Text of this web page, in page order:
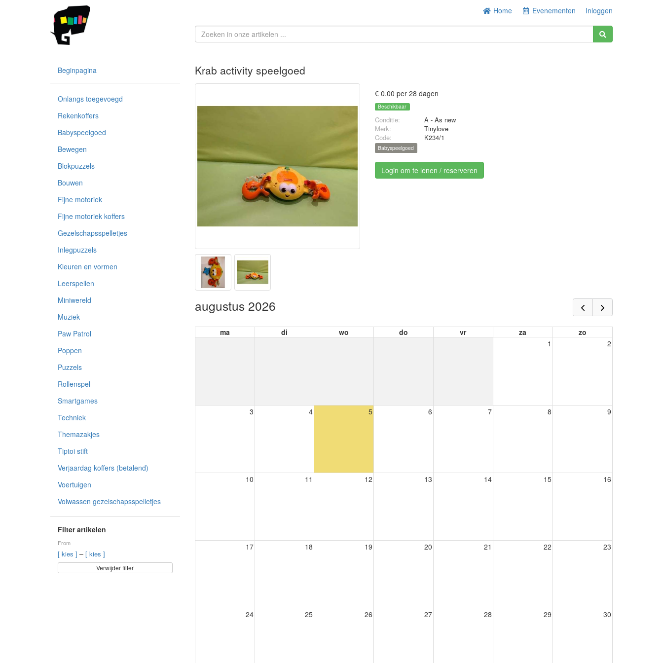
Home Evenementen Inloggen
Beginpagina
Onlangs toegevoegd
Rekenkoffers
Babyspeelgoed
Bewegen
Blokpuzzels
Bouwen
Fijne motoriek
Fijne motoriek koffers
Gezelschapsspelletjes
Inlegpuzzels
Kleuren en vormen
Leerspellen
Miniwereld
Muziek
Paw Patrol
Poppen
Puzzels
Rollenspel
Smartgames
Techniek
Themazakjes
Tiptoi stift
Verjaardag koffers (betalend)
Voertuigen
Volwassen gezelschapsspelletjes
Filter artikelen
From
[ kies ] – [ kies ]
Verwijder filter
Krab activity speelgoed
€ 0.00 per 28 dagen
Beschikbaar
Conditie:
A - As new
Merk:
Tinylove
Code:
K234/1
Babyspeelgoed
Login om te lenen / reserveren
augustus 2026
ma di wo do vr za
zo
1
2
3 4 5 6 7 8 9
10 11 12 13 14 15 16
17 18 19 20 21 22 23
24 25 26 27 28 29 30